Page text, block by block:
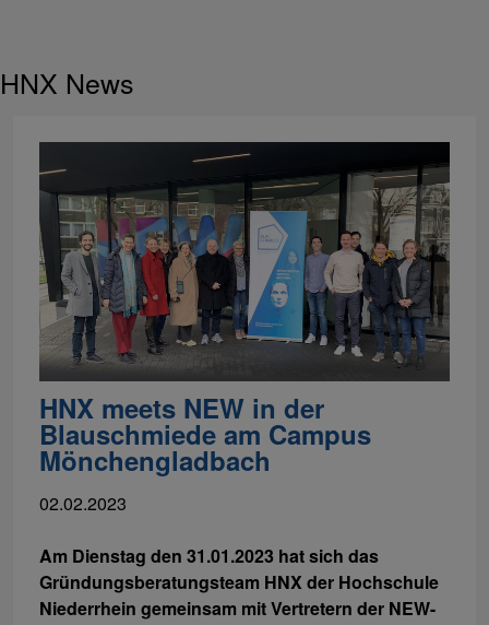
HNX News
HNX meets NEW in der
Blauschmiede am Campus
Mönchengladbach
02.02.2023
Am Dienstag den 31.01.2023 hat sich das
Gründungsberatungsteam HNX der Hochschule
Niederrhein gemeinsam mit Vertretern der NEW-